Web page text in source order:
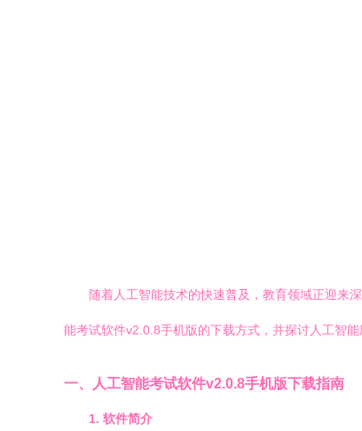
随着人工智能技术的快速普及，教育领域正迎来
能考试软件v2.0.8手机版的下载方式，并探讨人工智能
一、人工智能考试软件v2.0.8手机版下载指南
1. 软件简介